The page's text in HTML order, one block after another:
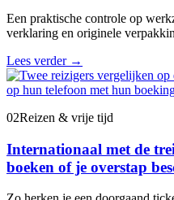
Een praktische controle op
verklaring en originele
Lees verder →
02Reizen & vrije tijd
Internationaal met de
boeken of je overstap